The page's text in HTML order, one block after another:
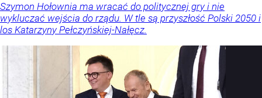
Szymon Hołownia ma wracać do politycznej gry i nie
wykluczać wejścia do rządu. W tle są przyszłość Polski 2050 i
los Katarzyny Pełczyńskiej-Nałęcz.